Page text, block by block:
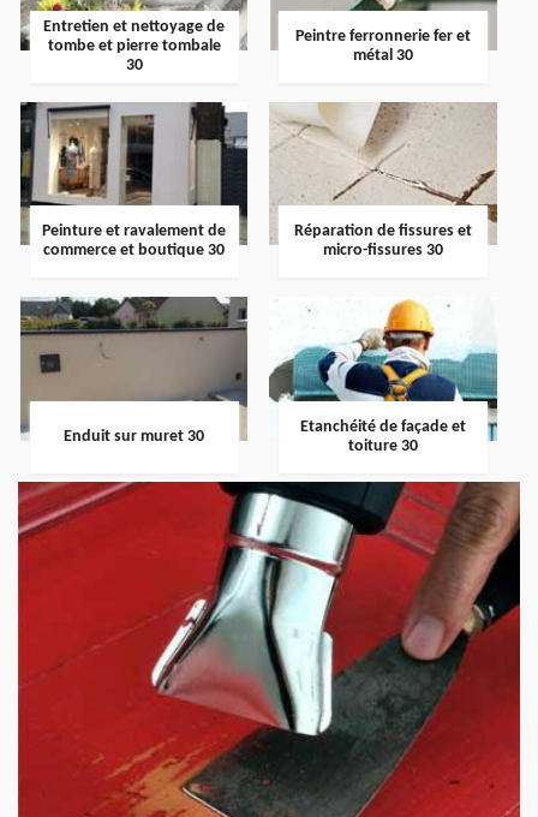
Entretien et nettoyage de
tombe et pierre tombale
30
Peintre ferronnerie fer et
métal 30
Peinture et ravalement de
commerce et boutique 30
Réparation de fissures et
micro-fissures 30
Enduit sur muret 30
Etanchéité de façade et
toiture 30